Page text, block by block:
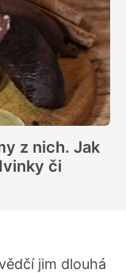
z nich. Jak
či
jim dlouhá